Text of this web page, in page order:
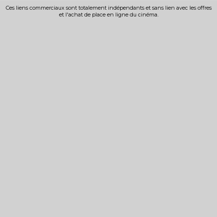
Ces liens commerciaux sont totalement indépendants et sans lien avec les offres
et l'achat de place en ligne du cinéma.